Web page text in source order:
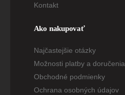
Kontakt
Ako nakupovať
Najčastejšie otázky
Možnosti platby a doručenia
Obchodné podmienky
Ochrana osobných údajov